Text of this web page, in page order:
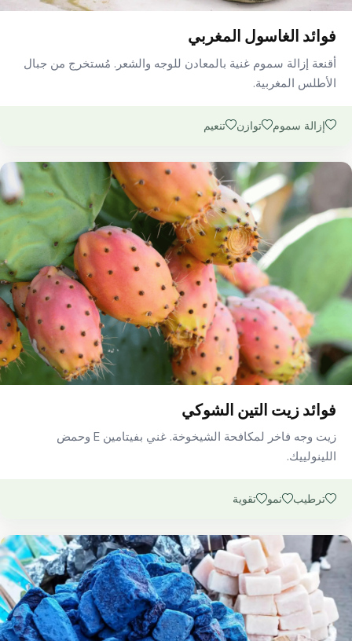
فوائد الغاسول المغربي
أقنعة إزالة سموم غنية بالمعادن للوجه والشعر. مُستخرج من جبال
الأطلس المغربية.
إزالة سموم توازن تنعيم
فوائد زيت التين الشوكي
زيت وجه فاخر لمكافحة الشيخوخة. غني بفيتامين E وحمض
اللينولييك.
ترطيب نمو تقوية